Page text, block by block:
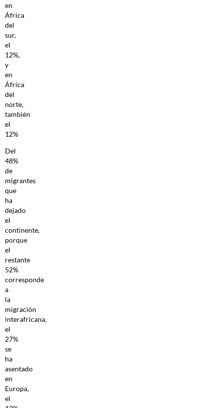
en
África
del
sur,
el
12%,
y
en
África
del
norte,
también
el
12%
Del
48%
de
migrantes
que
ha
dejado
el
continente,
porque
el
restante
52%
corresponde
a
la
migración
interafricana,
el
27%
se
ha
asentado
en
Europa,
el